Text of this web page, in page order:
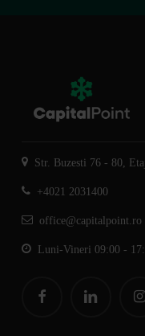
Str. Buzesti 76 - 80,
+4021 2031400
office@capitalpoint.ro
Luni-Vineri 09:00 -